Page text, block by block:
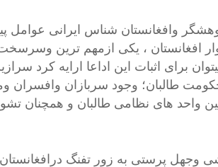
وافغانستان شناس ایرانی عوامل
افغانستان ، یکی ازمهم ترین
برای اثبات این اداعا ارایه کرد
طالبان؛ وجود سربازان وافسران
واحد های نظامی طالبان و همچنان
وجهل پرستی به زور تفنگ